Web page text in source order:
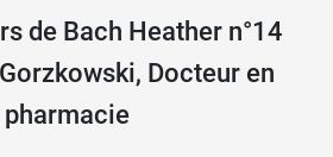
albert
de Bach Heather n°14
Docteur en
pharmacie